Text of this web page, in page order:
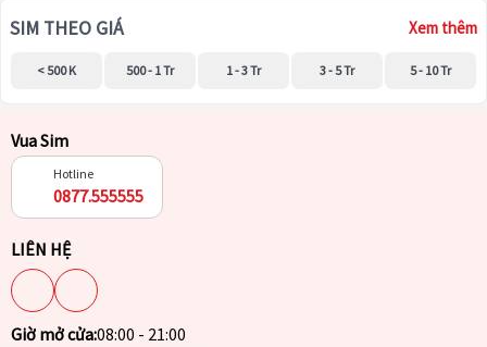
SIM THEO GIÁ Xem thêm
< 500 K 500 - 1 Tr 1 - 3 Tr 3 - 5 Tr 5 - 10 Tr
Vua Sim
Hotline
0877.555555
LIÊN HỆ
Giờ mở cửa:08:00 - 21:00